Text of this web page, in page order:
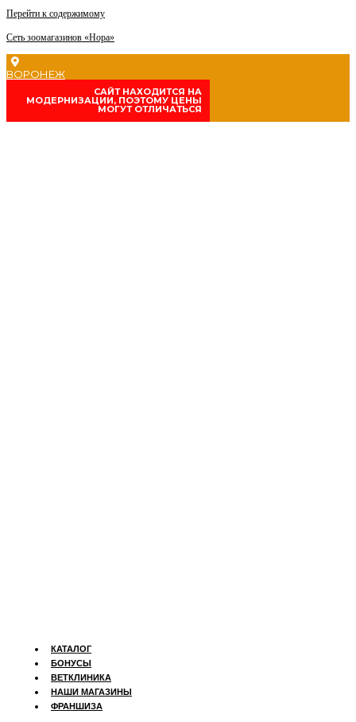
Перейти к содержимому
Сеть зоомагазинов «Нора»
ВОРОНЕЖ
CАЙТ НАХОДИТСЯ НА
МОДЕРНИЗАЦИИ, ПОЭТОМУ ЦЕНЫ
МОГУТ ОТЛИЧАТЬСЯ
КАТАЛОГ
БОНУСЫ
ВЕТКЛИНИКА
НАШИ МАГАЗИНЫ
ФРАНШИЗА